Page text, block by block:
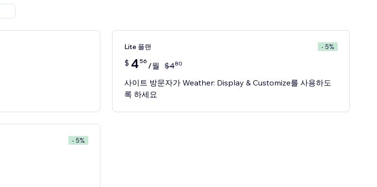
Lite 플랜 - 5%
$ 4 56 /월 $480
사이트 방문자가 Weather: Display & Customize를 사용하도
록 하세요
- 5%